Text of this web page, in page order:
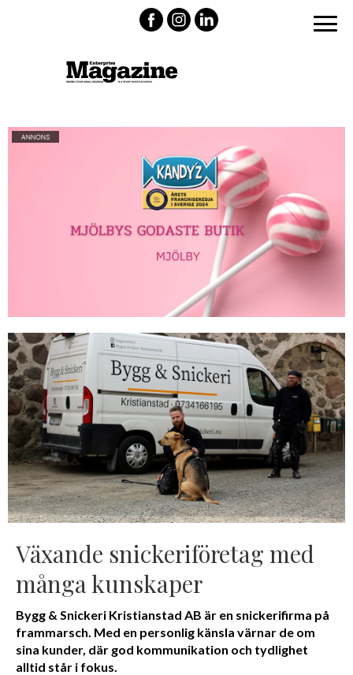
Växande snickeriföretag med
många kunskaper
Bygg & Snickeri Kristianstad AB är en snickerifirma på
frammarsch. Med en personlig känsla värnar de om
sina kunder, där god kommunikation och tydlighet
alltid står i fokus.